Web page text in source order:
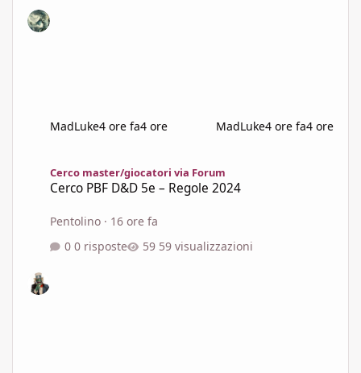
MadLuke4 ore fa4 ore MadLuke4 ore fa4 ore
Cerco master/giocatori via Forum
Cerco PBF D&D 5e – Regole 2024
Pentolino · 16 ore fa
0 risposte
59 visualizzazioni